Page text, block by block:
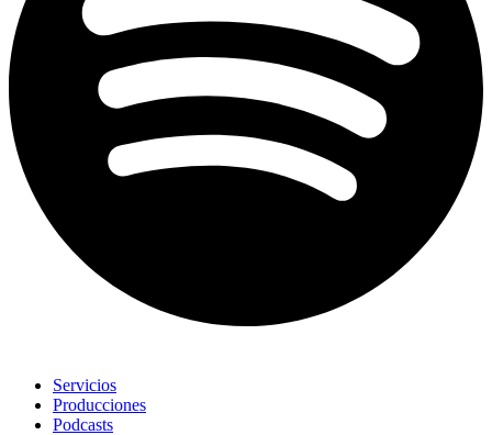
Servicios
Producciones
Podcasts